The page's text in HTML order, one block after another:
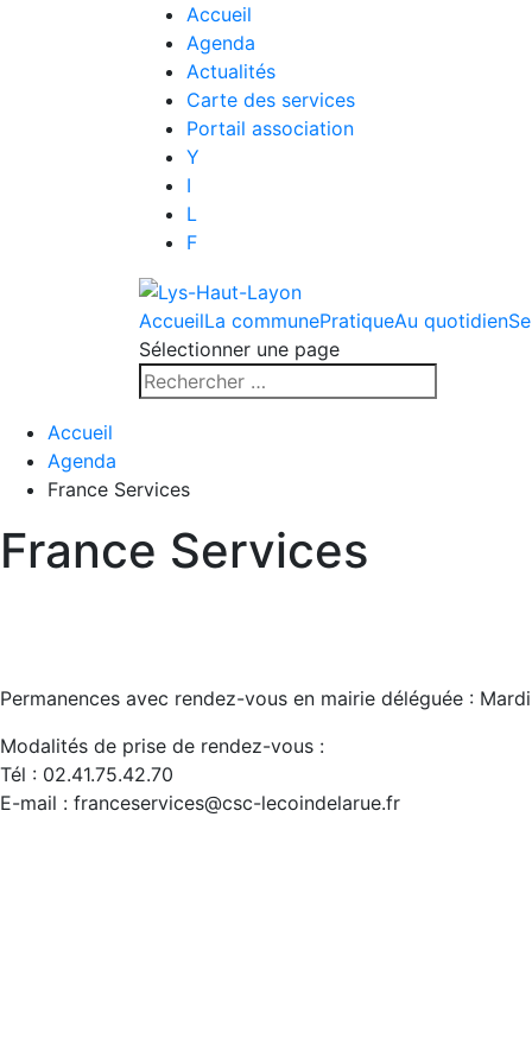
Accueil
Agenda
Actualités
Carte des services
Portail association
Y
I
L
F
AccueilLa communePratiqueAu quotidien
Sélectionner une page
Accueil
Agenda
France Services
France Services
Permanences avec rendez-vous en mairie déléguée :
Modalités de prise de rendez-vous :
Tél : 02.41.75.42.70
E-mail : franceservices@csc-lecoindelarue.fr